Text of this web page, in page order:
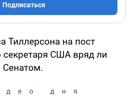
Подписаться
Тиллерсона на пост
секретаря США вряд ли
Сенатом.
дня